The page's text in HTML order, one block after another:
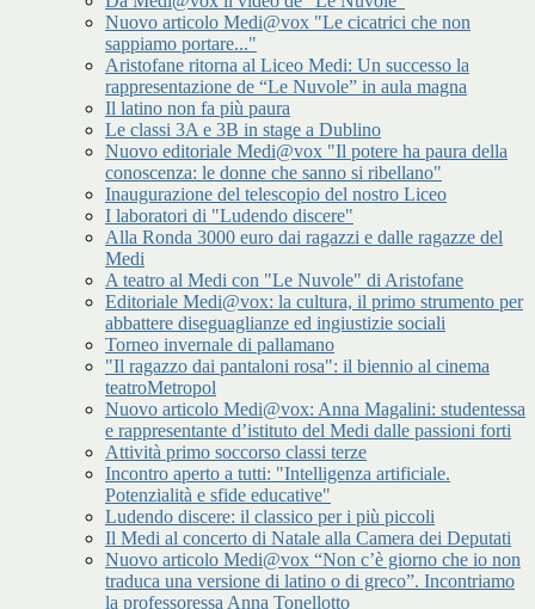
Nuovo articolo Medi@vox "Le cicatrici che non
sappiamo portare..."
Aristofane ritorna al Liceo Medi: Un successo la
rappresentazione de “Le Nuvole” in aula magna
Il latino non fa più paura
Le classi 3A e 3B in stage a Dublino
Nuovo editoriale Medi@vox "Il potere ha paura della
conoscenza: le donne che sanno si ribellano"
Inaugurazione del telescopio del nostro Liceo
I laboratori di "Ludendo discere"
Alla Ronda 3000 euro dai ragazzi e dalle ragazze del
Medi
A teatro al Medi con "Le Nuvole" di Aristofane
Editoriale Medi@vox: la cultura, il primo strumento per
abbattere diseguaglianze ed ingiustizie sociali
Torneo invernale di pallamano
"Il ragazzo dai pantaloni rosa": il biennio al cinema
teatroMetropol
Nuovo articolo Medi@vox: Anna Magalini: studentessa
e rappresentante d’istituto del Medi dalle passioni forti
Attività primo soccorso classi terze
Incontro aperto a tutti: "Intelligenza artificiale.
Potenzialità e sfide educative"
Ludendo discere: il classico per i più piccoli
Il Medi al concerto di Natale alla Camera dei Deputati
Nuovo articolo Medi@vox “Non c’è giorno che io non
traduca una versione di latino o di greco”. Incontriamo
la professoressa Anna Tonellotto